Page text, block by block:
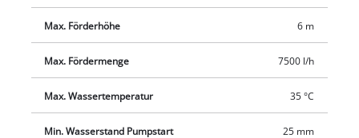
Max. Förderhöhe 6 m
Max. Fördermenge 7500 l/h
Max. Wassertemperatur 35 °C
Min. Wasserstand Pumpstart 25 mm